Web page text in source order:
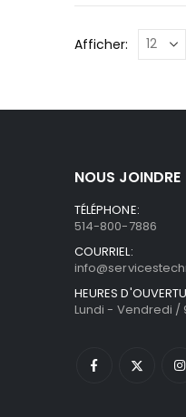
Afficher:
NOUS JOINDRE
TÉLÉPHONE:
514-800-7886
COURRIEL:
HEURES
Lundi - Vendredi /